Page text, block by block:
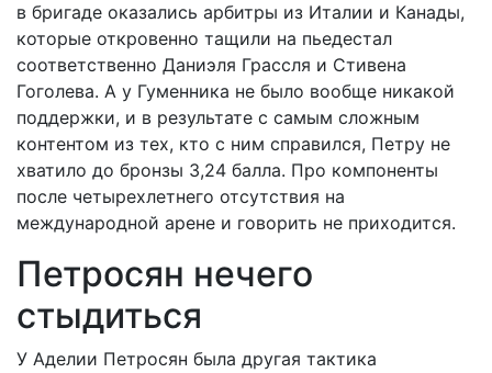
в бригаде оказались арбитры из Италии и Канады,
которые откровенно тащили на пьедестал
соответственно Даниэля Грассля и Стивена
Гоголева. А у Гуменника не было вообще никакой
поддержки, и в результате с самым сложным
контентом из тех, кто с ним справился, Петру не
хватило до бронзы 3,24 балла. Про компоненты
после четырехлетнего отсутствия на
международной арене и говорить не приходится.
Петросян нечего
стыдиться
У Аделии Петросян была другая тактика